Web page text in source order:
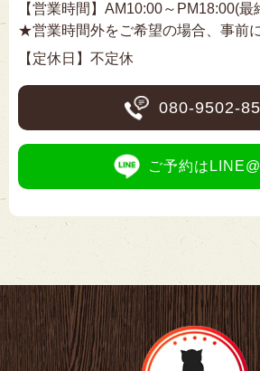
【営業時間】AM10:00～PM18:00(最
★営業時間外をご希望の場合、事前
【定休日】不定休
080-9502-
ご予約は